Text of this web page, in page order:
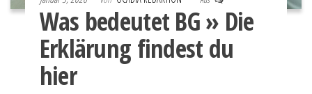
Was bedeutet BG » Die
Erklärung findest du
hier